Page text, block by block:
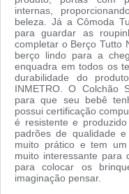
internas,
beleza. Já a Cômoda
para guardar as
completar o Berço Tutto
berço lindo para a
enquadra em todos os
durabilidade do
INMETRO. O Colchão
para que seu bebê
possui certificação
é resistente e
padrões de qualidade
muito prático e tem
muito interessante para
para colocar os
imaginação pensar.